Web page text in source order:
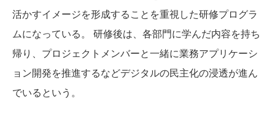
活かすイメージを形成することを重視した研修プログラ
ムになっている。 研修後は、各部門に学んだ内容を持ち
帰り、プロジェクトメンバーと一緒に業務アプリケーシ
ョン開発を推進するなどデジタルの民主化の浸透が進ん
でいるという。